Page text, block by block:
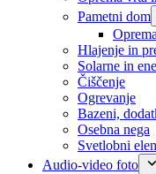
Pametni dom
Hlajenje in
Solarne in
Čiščenje
Ogrevanje
Bazeni,
Osebna nega
Svetlobni
Audio-video foto